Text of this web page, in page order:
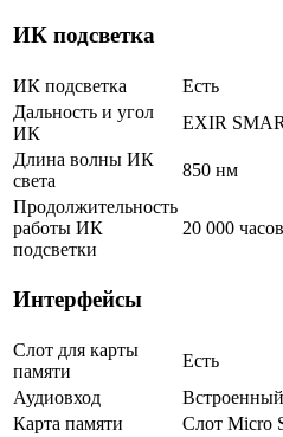
ИК подсветка
ИК подсветка
Есть
Дальность и угол
ИК
EXIR
Длина волны ИК
света
850 нм
Продолжительность
работы ИК
подсветки
20 000 часов
Интерфейсы
Слот для карты
памяти
Есть
Аудиовход
Карта памяти
Слот Micro